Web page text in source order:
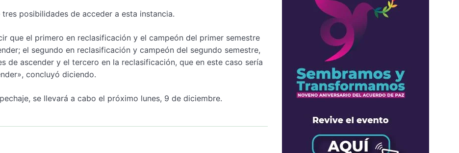
posibilidades de acceder a esta instancia.
que el primero en reclasificación y el campeón del primer semestre
el segundo en reclasificación y campeón del segundo semestre,
de ascender y el tercero en la reclasificación, que en este caso sería
concluyó diciendo.
se llevará a cabo el próximo lunes, 9 de diciembre.